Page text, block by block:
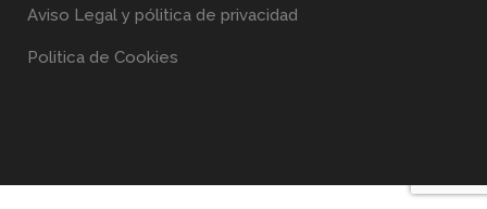
Aviso Legal y pólitica de privacidad
Politica de Cookies